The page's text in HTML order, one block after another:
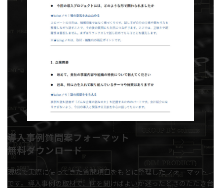
導入事例質問案フォーマット
無料ダウンロード
現場で実際に使ってきた質問項目をもとに整理したフォーマット
です。導入事例の取材で、何を聞けばよいか迷ったときのたたき台